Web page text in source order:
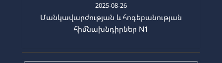
2025-08-26
Մանկավարժության և հոգեբանության
հիմնախնդիրներ N1